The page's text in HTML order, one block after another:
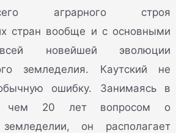
аграрного строя
стран вообще и с основными
новейшей эволюции
земледелия. Каутский не
ошибку. Занимаясь в
чем 20 лет вопросом о
он располагает